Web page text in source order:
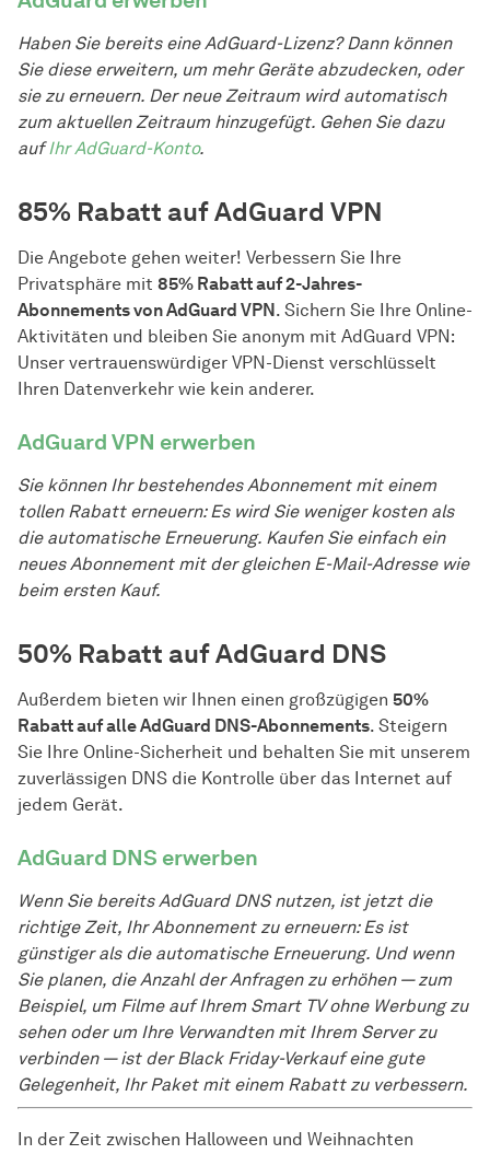
Haben Sie bereits eine AdGuard-Lizenz? Dann können
Sie diese erweitern, um mehr Geräte abzudecken, oder
sie zu erneuern. Der neue Zeitraum wird automatisch
zum aktuellen Zeitraum hinzugefügt. Gehen Sie dazu
aufIhr AdGuard-Konto.
85% Rabatt auf AdGuard VPN
Die Angebote gehen weiter! Verbessern Sie Ihre
Privatsphäre mit 85% Rabatt auf 2-Jahres-
Abonnements von AdGuard VPN . Sichern Sie Ihre Online-
Aktivitäten und bleiben Sie anonym mit AdGuard VPN:
Unser vertrauenswürdiger VPN-Dienst verschlüsselt
Ihren Datenverkehr wie kein anderer.
AdGuard VPN erwerben
Sie können Ihr bestehendes Abonnement mit einem
tollen Rabatt erneuern: Es wird Sie weniger kosten als
die automatische Erneuerung. Kaufen Sie einfach ein
neues Abonnement mit der gleichen E-Mail-Adresse wie
beim ersten Kauf.
50% Rabatt auf AdGuard DNS
Außerdem bieten wir Ihnen einen großzügigen 50%
Rabatt auf alle AdGuard DNS-Abonnements. Steigern
Sie Ihre Online-Sicherheit und behalten Sie mit unserem
zuverlässigen DNS die Kontrolle über das Internet auf
jedem Gerät.
AdGuard DNS erwerben
Wenn Sie bereits AdGuard DNS nutzen, ist jetzt die
richtige Zeit, Ihr Abonnement zu erneuern: Es ist
günstiger als die automatische Erneuerung. Und wenn
Sie planen, die Anzahl der Anfragen zu erhöhen — zum
Beispiel, um Filme auf Ihrem Smart TV ohne Werbung zu
sehen oder um Ihre Verwandten mit Ihrem Server zu
verbinden — ist der Black Friday-Verkauf eine gute
Gelegenheit, Ihr Paket mit einem Rabatt zu verbessern.
In der Zeit zwischen Halloween und Weihnachten